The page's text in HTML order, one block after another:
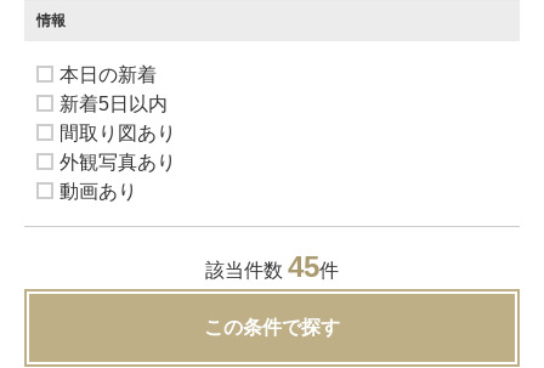
情報
本日の新着
新着5日以内
間取り図あり
外観写真あり
動画あり
該当件数 45件
この条件で探す